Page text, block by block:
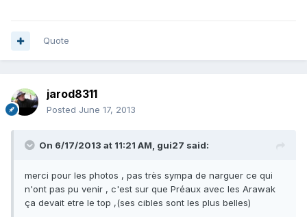
Quote
jarod8311
Posted June 17, 2013
On 6/17/2013 at 11:21 AM, gui27 said:
merci pour les photos , pas très sympa de narguer ce qui
n'ont pas pu venir , c'est sur que Préaux avec les Arawak
ça devait etre le top ,(ses cibles sont les plus belles)